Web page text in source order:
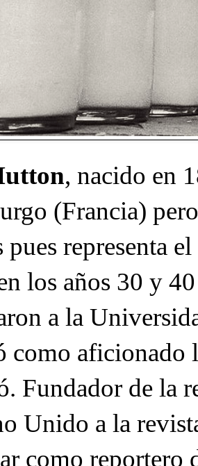
, nacido en
(Francia)
pues representa
los años 30 y
a la
como aficionado
Fundador de la
Unido a la
como reportero